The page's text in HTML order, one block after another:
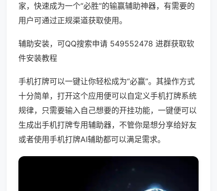
家，快速成为一个“必胜”的输赢辅助神器，有需要的
用户可通过正规渠道获取使用。
辅助安装，可QQ搜索申请 549552478 进群获取软
件安装教程
手机打牌可以一键让你轻松成为“必赢”。其操作方式
十分简单，打开这个应用便可以自定义手机打牌系统
规律，只需要输入自己想要的开挂功能，一键便可以
生成出手机打牌专用辅助器，不管你是想分享给好友
或者使用手机打牌AI辅助都可以满足需求。